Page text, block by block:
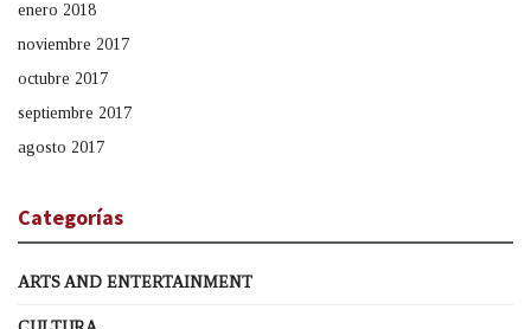
enero 2018
noviembre 2017
octubre 2017
septiembre 2017
agosto 2017
Categorías
ARTS AND ENTERTAINMENT